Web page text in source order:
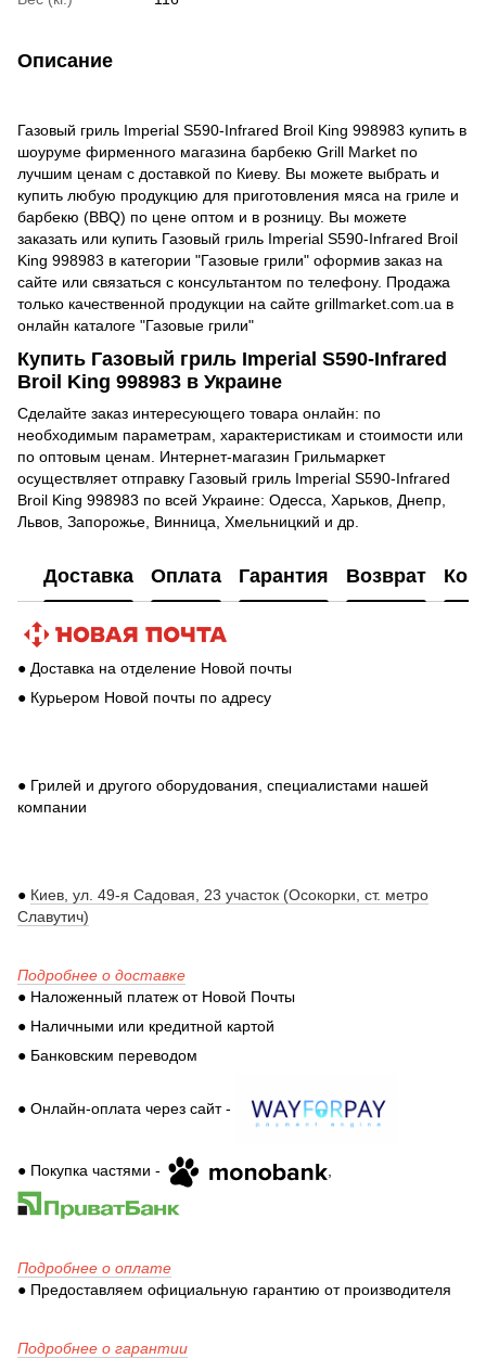
Описание
Газовый гриль Imperial S590-Infrared Broil King 998983 купить в
шоуруме фирменного магазина барбекю Grill Market по
лучшим ценам с доставкой по Киеву. Вы можете выбрать и
купить любую продукцию для приготовления мяса на гриле и
барбекю (BBQ) по цене оптом и в розницу. Вы можете
заказать или купить Газовый гриль Imperial S590-Infrared Broil
King 998983 в категории "Газовые грили" оформив заказ на
сайте или связаться с консультантом по телефону. Продажа
только качественной продукции на сайте grillmarket.com.ua в
онлайн каталоге "Газовые грили"
Купить Газовый гриль Imperial S590-Infrared
Broil King 998983 в Украине
Сделайте заказ интересующего товара онлайн: по
необходимым параметрам, характеристикам и стоимости или
по оптовым ценам. Интернет-магазин Грильмаркет
осуществляет отправку Газовый гриль Imperial S590-Infrared
Broil King 998983 по всей Украине: Одесса, Харьков, Днепр,
Львов, Запорожье, Винница, Хмельницкий и др.
Доставка Оплата Гарантия Возврат
● Доставка на отделение Новой почты
● Курьером Новой почты по адресу
● Грилей и другого оборудования, специалистами нашей
компании
● Киев, ул. 49-я Садовая, 23 участок (Осокорки, ст. метро
Славутич)
Подробнее о доставке
● Наложенный платеж от Новой Почты
● Наличными или кредитной картой
● Банковским переводом
● Онлайн-оплата через сайт -
● Покупка частями - ,
Подробнее о оплате
● Предоставляем официальную гарантию от производителя
Подробнее о гарантии